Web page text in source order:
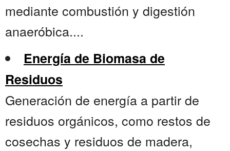
mediante combustión y digestión
anaeróbica....
Energía de Biomasa de
Residuos
Generación de energía a partir de
residuos orgánicos, como restos de
cosechas y residuos de madera,